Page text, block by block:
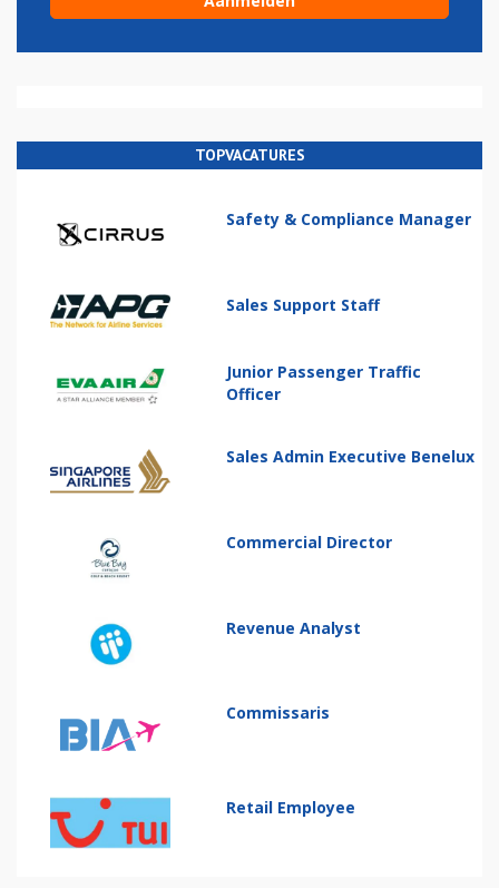
TOPVACATURES
Safety & Compliance Manager
Sales Support Staff
Junior Passenger Traffic
Officer
Sales Admin Executive Benelux
Commercial Director
Revenue Analyst
Commissaris
Retail Employee